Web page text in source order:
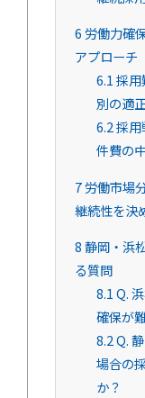
6 労働力確
アプローチ
6.1採用
別の適
6.2採用
件費の
7労働市場
継続性を決
8静岡・浜
る質問
8.1Q.
確保が
8.2Q.
場合の
か？